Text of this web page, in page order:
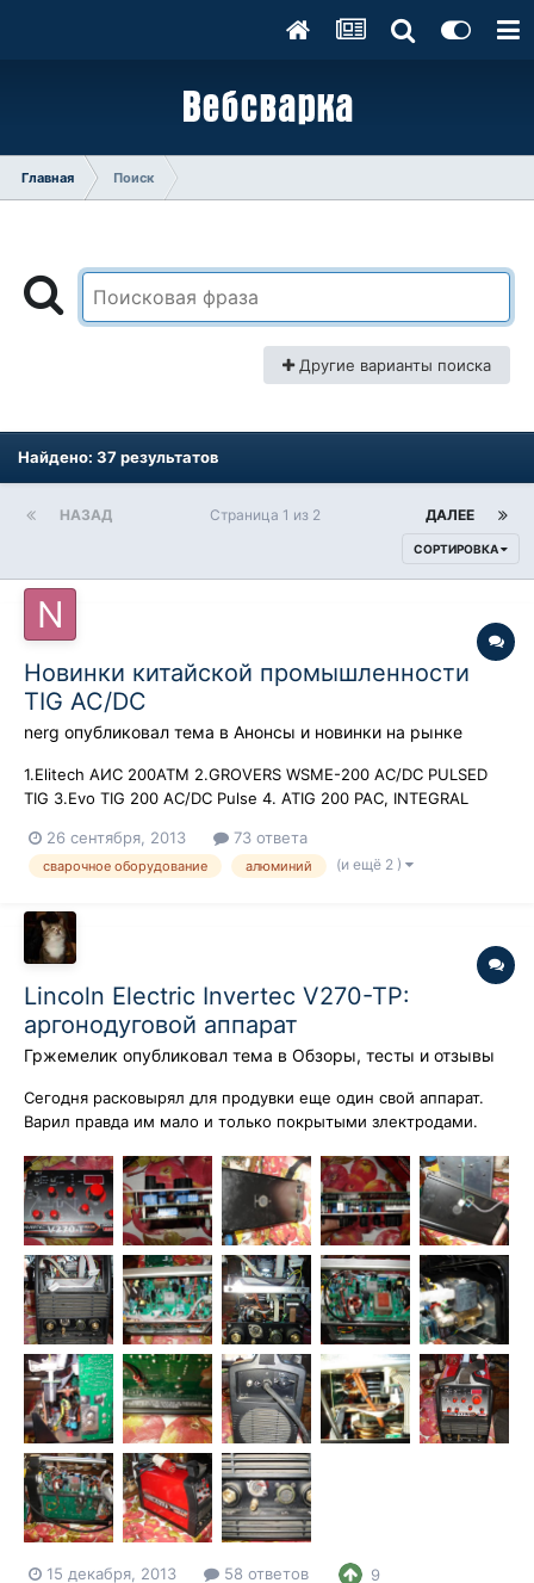
Главная Поиск
Другие варианты поиска
Найдено: 37 результатов
НАЗАД ДАЛЕЕ
Страница 1 из 2
СОРТИРОВКА
Новинки китайской промышленности
TIG AC/DC
nerg опубликовал тема в Анонсы и новинки на рынке
1.Elitech АИС 200АТМ 2.GROVERS WSME-200 AC/DC PULSED
TIG 3.Evo TIG 200 AC/DC Pulse 4. ATIG 200 PAC, INTEGRAL
26 сентября, 2013 73 ответа
сварочное оборудование алюминий (и ещё 2 )
Lincoln Electric Invertec V270-TP:
аргонодуговой аппарат
Гржемелик опубликовал тема в Обзоры, тесты и отзывы
Сегодня расковырял для продувки еще один свой аппарат.
Варил правда им мало и только покрытыми злектродами.
15 декабря, 2013 58 ответов 9